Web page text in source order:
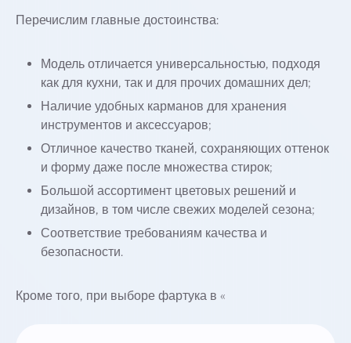
Перечислим главные достоинства:
Модель отличается универсальностью, подходя
как для кухни, так и для прочих домашних дел;
Наличие удобных карманов для хранения
инструментов и аксессуаров;
Отличное качество тканей, сохраняющих оттенок
и форму даже после множества стирок;
Большой ассортимент цветовых решений и
дизайнов, в том числе свежих моделей сезона;
Соответствие требованиям качества и
безопасности.
Кроме того, при выборе фартука в «